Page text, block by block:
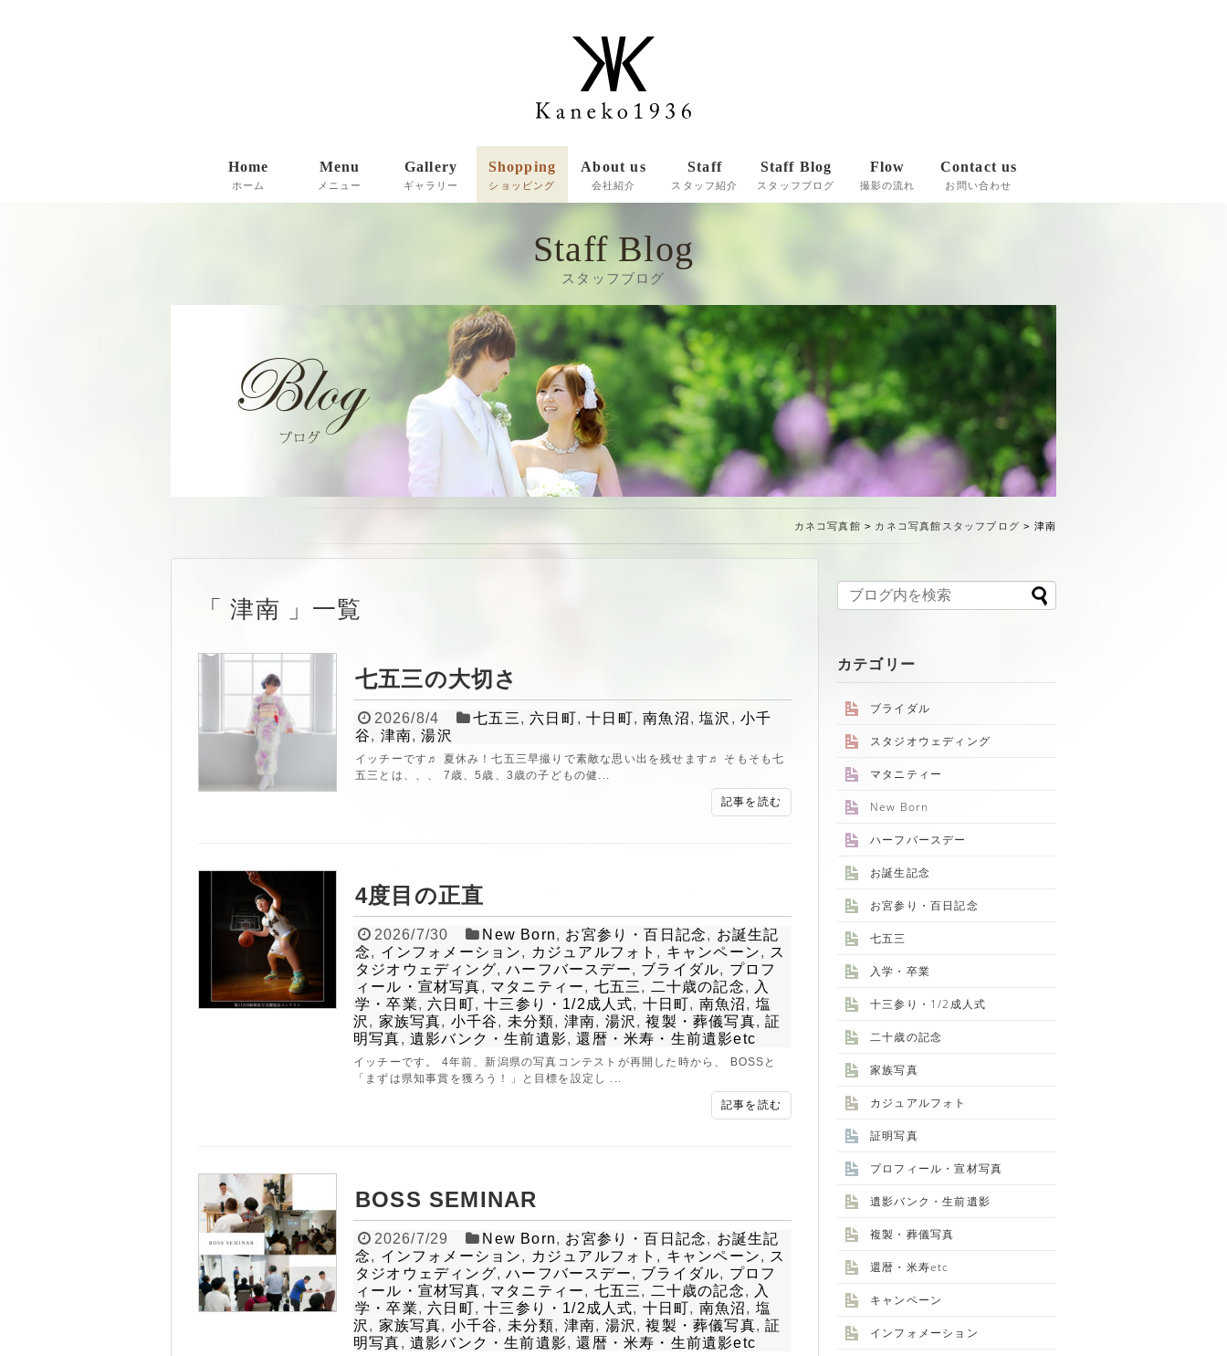
Home
ホーム
Menu
メニュー
Gallery
ギャラリー
Shopping
ショッピング
お支払い方法・送料
商品のお届けについて
特定商取引法に基づく表記
About us
会社紹介
Staff
スタッフ紹介
Staff Blog
スタッフブログ
Flow
撮影の流れ
Contact us
お問い合わせ
Staff Blog
スタッフブログ
カネコ写真館 > カネコ写真館スタッフブログ > 津南
津南 一覧
七五三の大切さ
2026/8/4 七五三, 六日町,十日町,南魚沼,塩沢 , 小千
谷, 津南,湯沢
イッチーです♬ 夏休み！七五三早撮りで素敵な思い出を残せます♬ そもそも七
五三とは、、、 7歳、5歳、3歳の子どもの健...
記事を読む
4度目の正直
2026/7/30 New Born, お宮参り・百日記念, お誕生記
念, インフォメーション, カジュアルフォト , キャンペーン, ス
タジオウェディング,ハーフバースデー, ブライダル, プロフ
ィール・宣材写真, マタニティー, 七五三, 二十歳の記念, 入
学・卒業, 六日町 ,十三参り・1/2成人式, 十日町 , 南魚沼, 塩
沢 , 家族写真, 小千谷, 未分類, 津南, 湯沢 ,複製・葬儀写真,証
明写真,遺影バンク・生前遺影,還暦・米寿・生前遺影etc
イッチーです。 4年前、新潟県の写真コンテストが再開した時から、 BOSSと
「まずは県知事賞を獲ろう！」と目標を設定し ...
記事を読む
BOSS SEMINAR
2026/7/29 New Born, お宮参り・百日記念, お誕生記
念, インフォメーション, カジュアルフォト , キャンペーン, ス
タジオウェディング,ハーフバースデー, ブライダル, プロフ
ィール・宣材写真, マタニティー, 七五三, 二十歳の記念, 入
学・卒業, 六日町,十三参り・1/2成人式, 十日町, 南魚沼, 塩
沢 , 家族写真, 小千谷, 未分類, 津南, 湯沢 ,複製・葬儀写真,証
明写真,遺影バンク・生前遺影,還暦・米寿・生前遺影etc
カテゴリー
ブライダル
スタジオウェディング
マタニティー
New Born
ハーフバースデー
お誕生記念
お宮参り・百日記念
七五三
入学・卒業
十三参り・1/2成人式
二十歳の記念
家族写真
カジュアルフォト
証明写真
プロフィール・宣材写真
遺影バンク・生前遺影
複製・葬儀写真
還暦・米寿etc
キャンペーン
インフォメーション